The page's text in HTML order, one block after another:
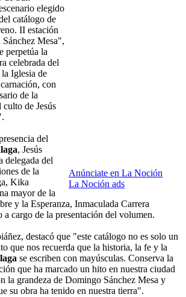
Anúnciate en La Noción
La Noción ads
elegido
catálogo de
II estación
Mesa",
perpetúa la
celebrada del
Iglesia de
con
de la
de Jesús
del
, Jesús
delegada del
de la
Kika
mayor de la
y la Esperanza, Inmaculada Carrera
cargo de la presentación del volumen.
destacó que "este catálogo no es solo un
que nos recuerda que la historia, la fe y la
se escriben con mayúsculas. Conserva la
que ha marcado un hito en nuestra ciudad
la grandeza de Domingo Sánchez Mesa y
su obra ha tenido en nuestra tierra".